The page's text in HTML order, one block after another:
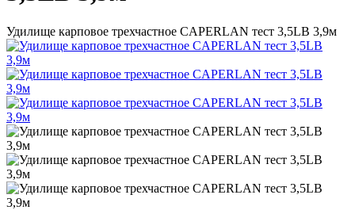
Удилище карповое трехчастное CAPERLAN тест 3,5LB 3,9м